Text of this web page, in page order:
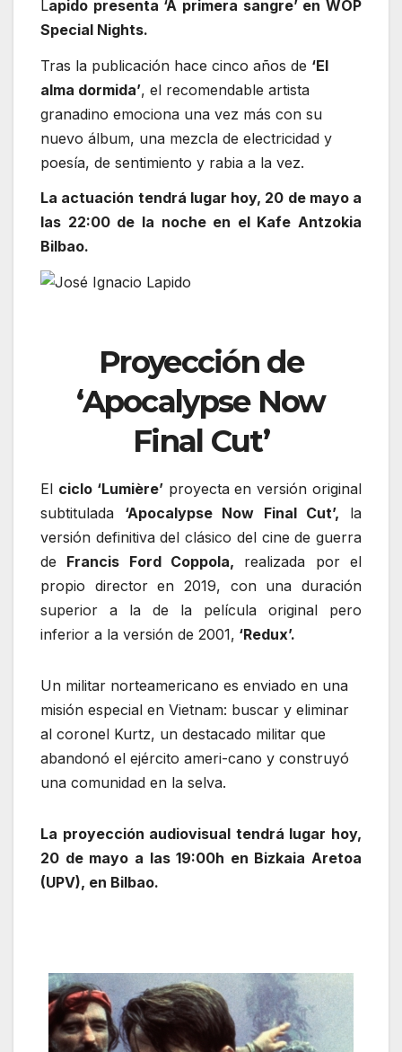
Lapido presenta ‘A primera sangre’ en WOP
Special Nights.
Tras la publicación hace cinco años de ‘El
alma dormida’, el recomendable artista
granadino emociona una vez más con su
nuevo álbum, una mezcla de electricidad y
poesía, de sentimiento y rabia a la vez.
La actuación tendrá lugar hoy, 20 de mayo a
las 22:00 de la noche en el Kafe Antzokia
Bilbao.
Proyección de
‘Apocalypse Now
Final Cut’
El ciclo ‘Lumière’proyecta en versión original
subtitulada ‘Apocalypse Now Final Cut’, la
versión definitiva del clásico del cine de guerra
de Francis Ford Coppola, realizada por el
propio director en 2019, con una duración
superior a la de la película original pero
inferior a la versión de 2001, ‘Redux’.
Un militar norteamericano es enviado en una
misión especial en Vietnam: buscar y eliminar
al coronel Kurtz, un destacado militar que
abandonó el ejército ameri-cano y construyó
una comunidad en la selva.
La proyección audiovisual tendrá lugar hoy,
20 de mayo a las 19:00h en Bizkaia Aretoa
(UPV), en Bilbao.